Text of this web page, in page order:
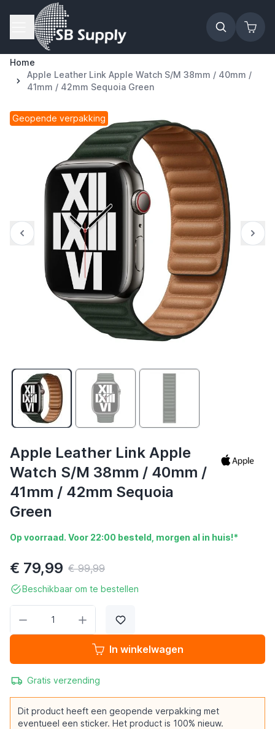
Ga naar de inhoud
Home
Apple Leather Link Apple Watch S/M 38mm / 40mm /
41mm / 42mm Sequoia Green
Geopende verpakking
Apple Leather Link Apple
Watch S/M 38mm / 40mm /
41mm / 42mm Sequoia
Green
Op voorraad. Voor 22:00 besteld, morgen al in huis!*
€ 79,99 € 99,99
Beschikbaar om te bestellen
In winkelwagen
Gratis verzending
Dit product heeft een geopende verpakking met
eventueel een sticker. Het product is 100% nieuw.